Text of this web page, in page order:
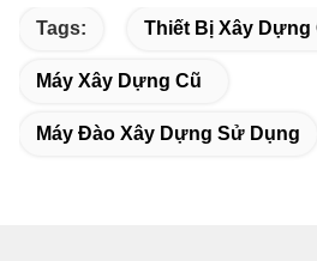
Tags: Thiết Bị Xây Dựng
Máy Xây Dựng Cũ
Máy Đào Xây Dựng Sử Dụng